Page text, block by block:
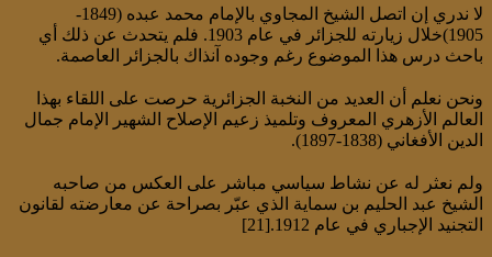
لا ندري إن اتصل الشيخ المجاوي بالإمام محمد عبده (1849-
1905)خلال زيارته للجزائر في عام 1903. فلم يتحدث عن ذلك أي
باحث درس هذا الموضوع رغم وجوده آنذاك بالجزائر العاصمة.
ونحن نعلم أن العديد من النخبة الجزائرية حرصت على اللقاء بهذا
العالم الأزهري المعروف وتلميذ زعيم الإصلاح الشهير الإمام جمال
الدين الأفغاني (1838-1897).
ولم نعثر له عن نشاط سياسي مباشر على العكس من صاحبه
الشيخ عبد الحليم بن سماية الذي عبّر بصراحة عن معارضته لقانون
التجنيد الإجباري في عام 1912.[21]